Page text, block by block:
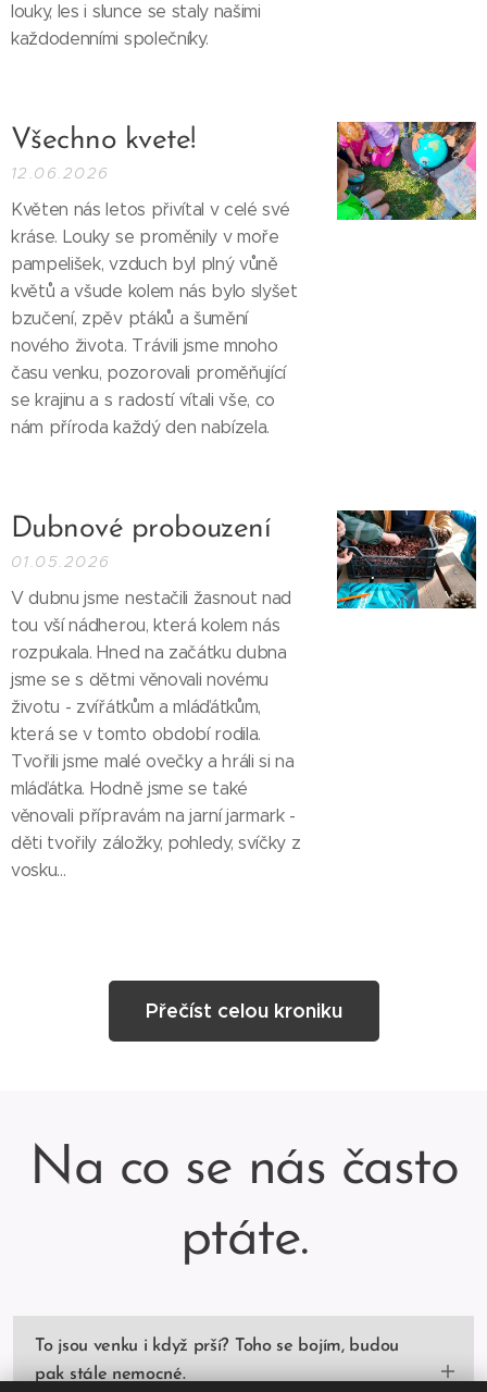
louky, les i slunce se staly našimi
každodenními společníky.
Všechno kvete!
12.06.2026
Květen nás letos přivítal v celé své
kráse. Louky se proměnily v moře
pampelišek, vzduch byl plný vůně
květů a všude kolem nás bylo slyšet
bzučení, zpěv ptáků a šumění
nového života. Trávili jsme mnoho
času venku, pozorovali proměňující
se krajinu a s radostí vítali vše, co
nám příroda každý den nabízela.
Dubnové probouzení
01.05.2026
V dubnu jsme nestačili žasnout nad
tou vší nádherou, která kolem nás
rozpukala. Hned na začátku dubna
jsme se s dětmi věnovali novému
životu - zvířátkům a mláďátkům,
která se v tomto období rodila.
Tvořili jsme malé ovečky a hráli si na
mláďátka. Hodně jsme se také
věnovali přípravám na jarní jarmark -
děti tvořily záložky, pohledy, svíčky z
vosku...
Přečíst celou kroniku
Na co se nás často
ptáte.
To jsou venku i když prší? Toho se bojím, budou
pak stále nemocné.